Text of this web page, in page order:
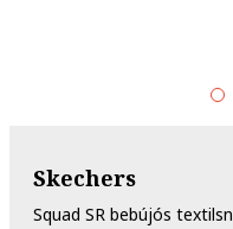
Skechers
Squad SR bebújós